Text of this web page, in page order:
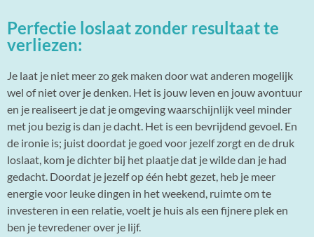
Perfectie loslaat zonder resultaat te
verliezen:
Je laat je niet meer zo gek maken door wat anderen mogelijk
wel of niet over je denken. Het is jouw leven en jouw avontuur
en je realiseert je dat je omgeving waarschijnlijk veel minder
met jou bezig is dan je dacht. Het is een bevrijdend gevoel. En
de ironie is; juist doordat je goed voor jezelf zorgt en de druk
loslaat, kom je dichter bij het plaatje dat je wilde dan je had
gedacht. Doordat je jezelf op één hebt gezet, heb je meer
energie voor leuke dingen in het weekend, ruimte om te
investeren in een relatie, voelt je huis als een fijnere plek en
ben je tevredener over je lijf.